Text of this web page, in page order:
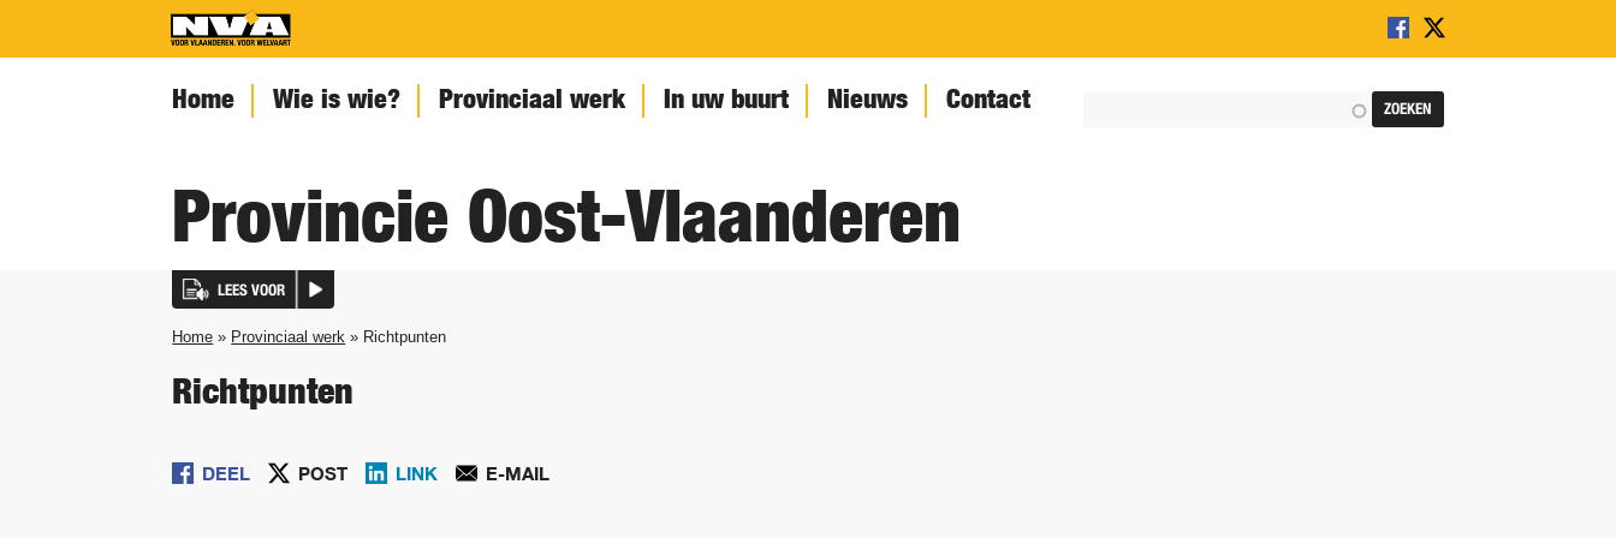
Home Wie is wie? Provinciaal werk In uw buurt Nieuws Contact
Provincie Oost-Vlaanderen
LEES VOOR
Home » Provinciaal werk » Richtpunten
Richtpunten
DEEL POST LINK E-MAIL